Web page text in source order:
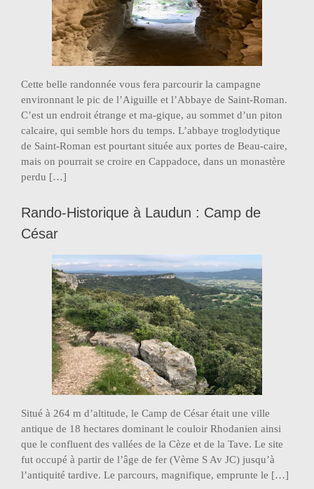
Cette belle randonnée vous fera parcourir la campagne
environnant le pic de l’Aiguille et l’Abbaye de Saint-Roman.
C’est un endroit étrange et ma-gique, au sommet d’un piton
calcaire, qui semble hors du temps. L’abbaye troglodytique
de Saint-Roman est pourtant située aux portes de Beau-caire,
mais on pourrait se croire en Cappadoce, dans un monastère
perdu […]
Rando-Historique à Laudun : Camp de
César
Situé à 264 m d’altitude, le Camp de César était une ville
antique de 18 hectares dominant le couloir Rhodanien ainsi
que le confluent des vallées de la Cèze et de la Tave. Le site
fut occupé à partir de l’âge de fer (Vème S Av JC) jusqu’à
l’antiquité tardive. Le parcours, magnifique, emprunte le […]